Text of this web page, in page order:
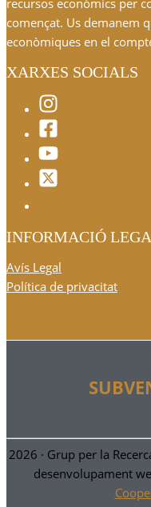
començat. Us demanem
econòmiques en el
XARXES SOCIALS
INFORMACIÓ
Avís Legal
Política de privacitat
2026 · Grup per la
desenvolupament